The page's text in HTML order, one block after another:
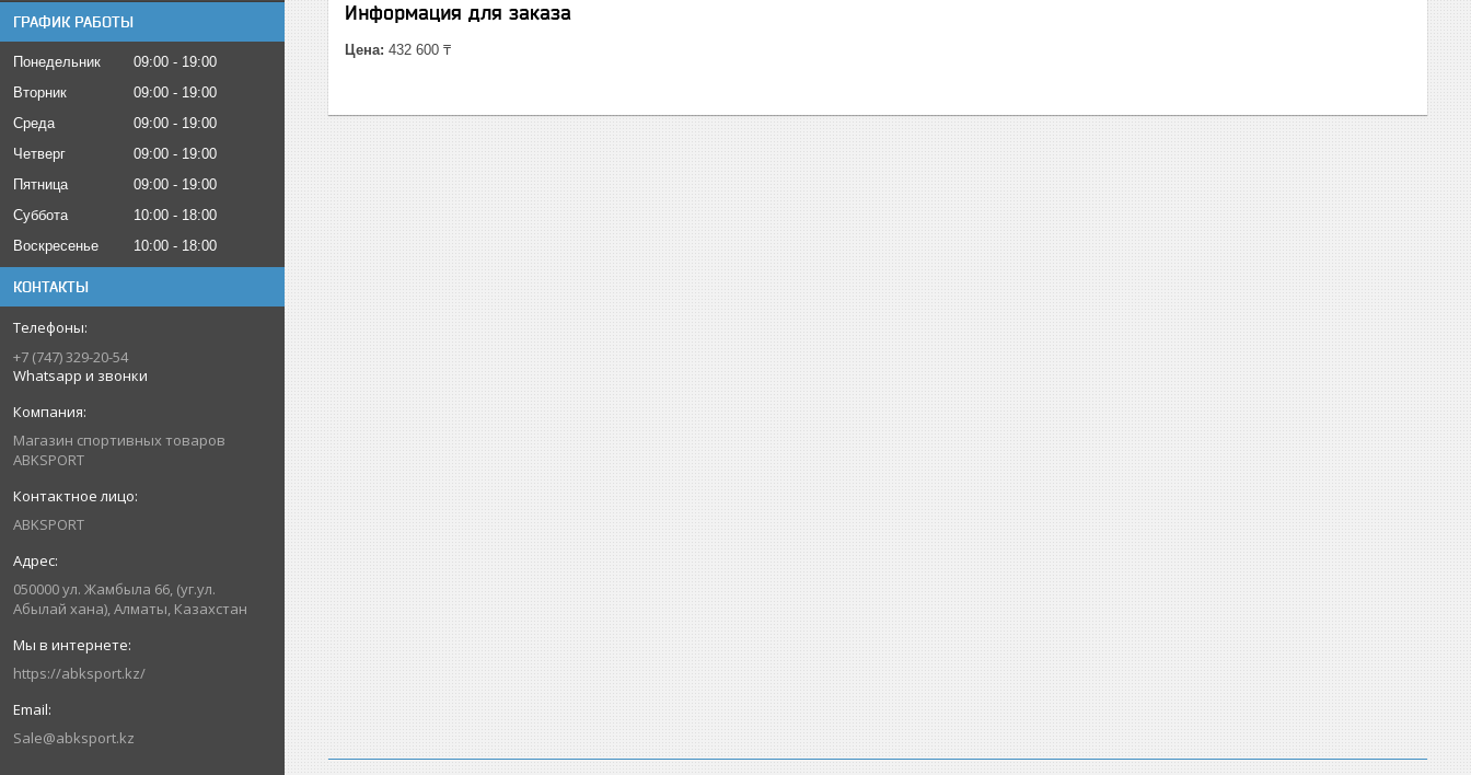
ГРАФИК РАБОТЫ
Понедельник 09:00
19:00
Вторник
09:00
19:00
Среда
09:00
19:00
Четверг
09:00
19:00
Пятница
09:00
19:00
Суббота
10:00
18:00
Воскресенье
10:00 18:00
КОНТАКТЫ
+7 (747) 329-20-54
Whatsapp и звонки
Магазин спортивных товаров
ABKSPORT
ABKSPORT
050000 ул. Жамбыла 66, (уг.ул.
Абылай хана), Алматы, Казахстан
https://abksport.kz/
Sale@abksport.kz
Информация для заказа
Цена: 432 600 ₸